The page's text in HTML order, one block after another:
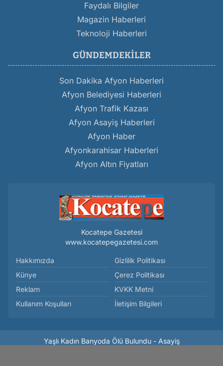
Faydalı Bilgiler
Magazin Haberleri
Teknoloji Haberleri
GÜNDEMDEKILER
Son Dakika Afyon Haberleri
Afyon Belediyesi Haberleri
Afyon Trafik Kazası
Afyon Asayiş Haberleri
Afyon Haber
Afyonkarahisar Haberleri
Afyon Altın Fiyatları
Kocatepe Gazetesi
www.kocatepegazetesi.com
Hakkımızda
Künye
Reklam
Kullanım Koşulları
Gizlilik Politikası
Çerez Politikası
KVKK Metni
İletişim Bilgileri
Yaşlı Kadın Banyoda Ölü Bulundu - Asayiş